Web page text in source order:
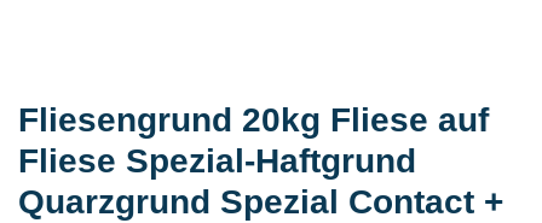
Fliesengrund 20kg Fliese auf
Fliese Spezial-Haftgrund
Quarzgrund Spezial Contact +